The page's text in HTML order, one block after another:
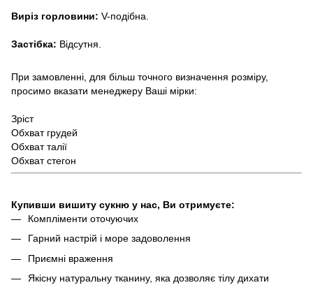
Виріз горловини: V-подібна.
Застібка: Відсутня.
При замовленні, для більш точного визначення розміру,
просимо вказати менеджеру Ваші мірки:
Зріст
Обхват грудей
Обхват талії
Обхват стегон
Купивши вишиту сукню у нас, Ви отримуєте:
Компліменти оточуючих
Гарний настрій і море задоволення
Приємні враження
Якісну натуральну тканину, яка дозволяє тілу дихати